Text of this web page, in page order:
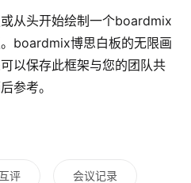
从头开始绘制一个boardmix
boardmix博思白板的无限画
以保存此框架与您的团队共
参考。
评 会议记录